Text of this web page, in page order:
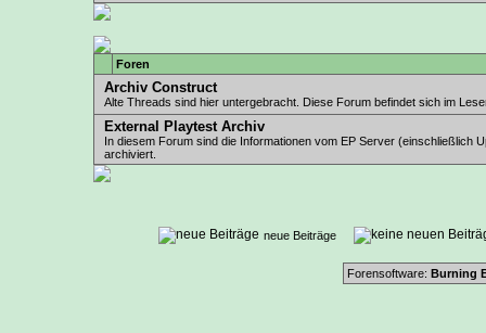
Foren
Archiv Construct
Alte Threads sind hier untergebracht. Diese Forum befindet sich im
External Playtest Archiv
In diesem Forum sind die Informationen vom EP Server (einschließlich
archiviert.
neue Beiträge
Forensoftware: Burning